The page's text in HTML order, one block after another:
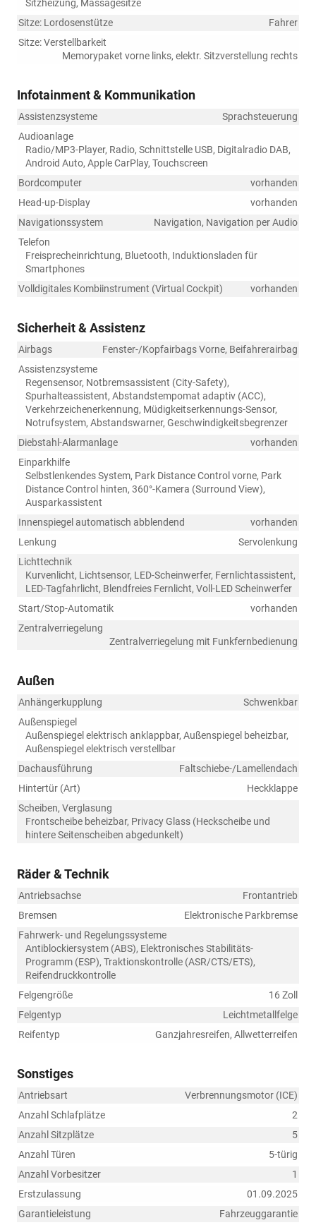
Sitzheizung, Massagesitze
Sitze: Lordosenstütze
Fahrer
Sitze: Verstellbarkeit
Memorypaket vorne links, elektr. Sitzverstellung rechts
Infotainment & Kommunikation
Assistenzsysteme
Sprachsteuerung
Audioanlage
Radio/MP3-Player, Radio, Schnittstelle USB, Digitalradio DAB,
Android Auto, Apple CarPlay, Touchscreen
Bordcomputer
vorhanden
Head-up-Display
vorhanden
Navigationssystem
Navigation, Navigation per Audio
Telefon
Freisprecheinrichtung, Bluetooth, Induktionsladen für
Smartphones
Volldigitales Kombiinstrument (Virtual Cockpit)
vorhanden
Sicherheit & Assistenz
Airbags
Fenster-/Kopfairbags Vorne, Beifahrerairbag
Assistenzsysteme
Regensensor, Notbremsassistent (City-Safety),
Spurhalteassistent, Abstandstempomat adaptiv (ACC),
Verkehrzeichenerkennung, Müdigkeitserkennungs-Sensor,
Notrufsystem, Abstandswarner, Geschwindigkeitsbegrenzer
Diebstahl-Alarmanlage
vorhanden
Einparkhilfe
Selbstlenkendes System, Park Distance Control vorne, Park
Distance Control hinten, 360°-Kamera (Surround View),
Ausparkassistent
Innenspiegel automatisch abblendend
vorhanden
Lenkung
Servolenkung
Lichttechnik
Kurvenlicht, Lichtsensor, LED-Scheinwerfer, Fernlichtassistent,
LED-Tagfahrlicht, Blendfreies Fernlicht, Voll-LED Scheinwerfer
Start/Stop-Automatik
vorhanden
Zentralverriegelung
Zentralverriegelung mit Funkfernbedienung
Außen
Anhängerkupplung
Schwenkbar
Außenspiegel
Außenspiegel elektrisch anklappbar, Außenspiegel beheizbar,
Außenspiegel elektrisch verstellbar
Dachausführung
Faltschiebe-/Lamellendach
Hintertür (Art)
Heckklappe
Scheiben, Verglasung
Frontscheibe beheizbar, Privacy Glass (Heckscheibe und
hintere Seitenscheiben abgedunkelt)
Räder & Technik
Antriebsachse
Frontantrieb
Bremsen
Elektronische Parkbremse
Fahrwerk- und Regelungssysteme
Antiblockiersystem (ABS), Elektronisches Stabilitäts-
Programm (ESP), Traktionskontrolle (ASR/CTS/ETS),
Reifendruckkontrolle
Felgengröße
16 Zoll
Felgentyp
Leichtmetallfelge
Reifentyp
Ganzjahresreifen, Allwetterreifen
Sonstiges
Antriebsart
Verbrennungsmotor (ICE)
Anzahl Schlafplätze
2
Anzahl Sitzplätze
5
Anzahl Türen
5-türig
Anzahl Vorbesitzer
1
Erstzulassung
01.09.2025
Garantieleistung
Fahrzeuggarantie